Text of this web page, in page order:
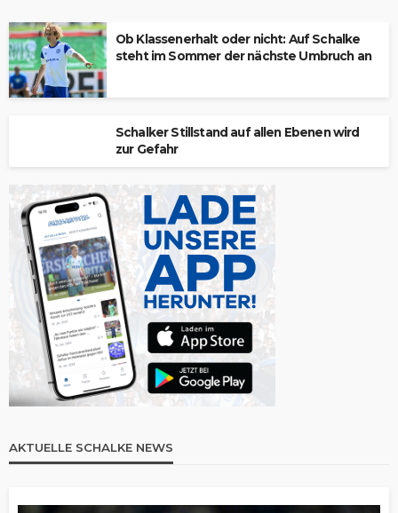
Ob Klassenerhalt oder nicht: Auf Schalke
steht im Sommer der nächste Umbruch an
Schalker Stillstand auf allen Ebenen wird
zur Gefahr
AKTUELLE SCHALKE NEWS